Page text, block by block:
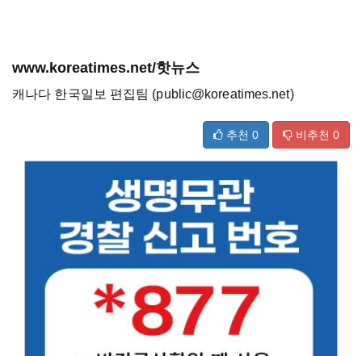
www.koreatimes.net/핫뉴스
캐나다 한국일보 편집팀 (public@koreatimes.net)
추천 0 비추천 0